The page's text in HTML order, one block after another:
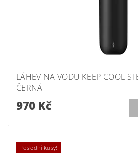
LÁHEV NA VODU KEEP COOL
ČERNÁ
970 Kč
Poslední kusy!